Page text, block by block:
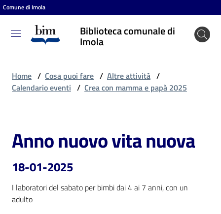
Vai al contenuto
Vai alla navigazione
Vai al footer
Comune di Imola
Biblioteca comunale di
Imola
Biblioteca
comunale
Cosa
puoi
fare
Home / Cosa puoi fare / Altre attività /
Calendario eventi / Crea con mamma e papà 2025
Salta al contenuto
Anno nuovo vita nuova
18-01-2025
I laboratori del sabato per bimbi dai 4 ai 7 anni, con un
adulto